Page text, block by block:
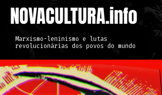
NOVACULTURA.info
Marxismo-leninismo e lutas
revolucionárias dos povos do mundo